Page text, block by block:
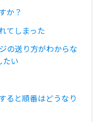
か？
てしまった
の送り方がわからな
たい
ると順番はどうなり